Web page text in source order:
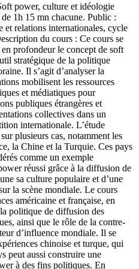
power, culture et idéologie
1h 15 mn chacune. Public :
et relations internationales, cycle
du cours : Ce cours se
profondeur le concept de soft
stratégique de la politique
Il s’agit d’analyser la
mobilisent les ressources
et médiatiques pour
publiques étrangères et
collectives dans un
internationale. L’étude
plusieurs cas, notamment les
la Chine et la Turquie. Ces pays
comme un exemple
réussi grâce à la diffusion de
sa culture populaire et d’une
la scène mondiale. Le cours
américaine et française, en
politique de diffusion des
ainsi que le rôle de la contre-
d’influence mondiale. Il se
chinoise et turque, qui
peut aussi construire une
à des fins politiques. En